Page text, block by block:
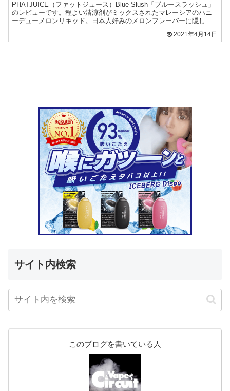
PHATJUICE（ファットジュース）Blue Slush「ブルースラッシュ」
のレビューです。程よい清涼剤がミックスされたマレーシアのハニ
ーデューメロンリキッド。日本人好みのメロンフレーバーに隠し味
2021年4月14日
サイト内検索
このブログを書いている人